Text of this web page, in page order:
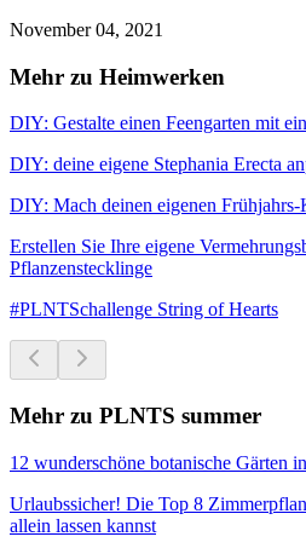
November 04, 2021
Mehr zu Heimwerken
DIY: Gestalte einen Feengarten mit
DIY: deine eigene Stephania Erecta
DIY: Mach deinen eigenen Frühjahrs-
Erstellen Sie Ihre eigene
Pflanzenstecklinge
#PLNTSchallenge String of Hearts
Mehr zu PLNTS summer
12 wunderschöne botanische Gärten
Urlaubssicher! Die Top 8
allein lassen kannst